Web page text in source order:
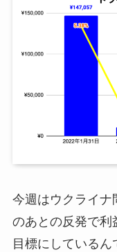
今週はウクライナ
のあとの反発で利
目標にしている